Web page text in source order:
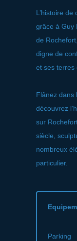
L’histoire de
grâce à Guy
de
digne de
et ses terres
Flânez dans
découvrez
sur
siècle,
nombreux
particulier.
Parking